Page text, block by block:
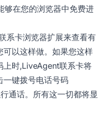
够在您的浏览器中免费进
系卡浏览器扩展来查看有
可以这样做。如果您这样
上时,LiveAgent联系卡将
一键拨号电话号码
通话。所有这一切都将显